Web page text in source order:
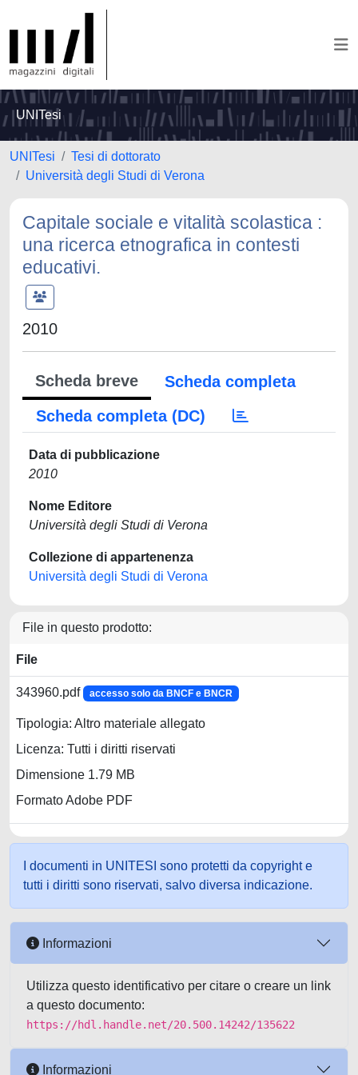
UNITesi
UNITesi
Tesi di dottorato
Università degli Studi di Verona
Capitale sociale e vitalità scolastica :
una ricerca etnografica in contesti
educativi.
2010
Scheda breve
Scheda completa
Scheda completa (DC)
Data di pubblicazione
2010
Nome Editore
Università degli Studi di Verona
Collezione di appartenenza
Università degli Studi di Verona
File in questo prodotto:
File
343960.pdf accesso solo da BNCF e BNCR
Tipologia: Altro materiale allegato
Licenza: Tutti i diritti riservati
Dimensione 1.79 MB
Formato Adobe PDF
I documenti in UNITESI sono protetti da copyright e
tutti i diritti sono riservati, salvo diversa indicazione.
Informazioni
Utilizza questo identificativo per citare o creare un link
a questo documento:
https://hdl.handle.net/20.500.14242/135622
Informazioni